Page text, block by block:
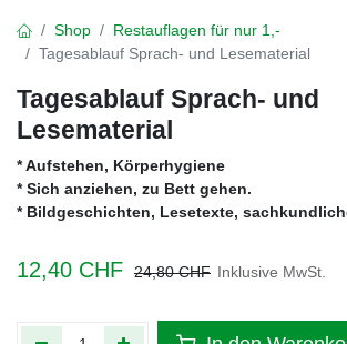
Shop
Restauflagen für nur 1,-
Tagesablauf Sprach- und Lesematerial
Tagesablauf Sprach- und
Lesematerial
* Aufstehen, Körperhygiene
* Sich anziehen, zu Bett gehen.
* Bildgeschichten, Lesetexte,
12,40 CHF 24,80CHF Inklusive MwSt.